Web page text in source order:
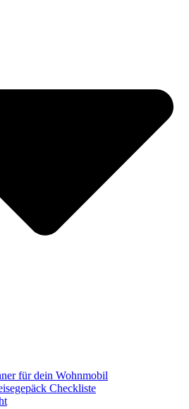
für dein Wohnmobil
Checkliste